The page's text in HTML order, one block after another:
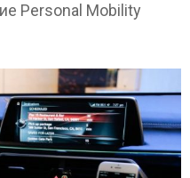
Personal Mobility